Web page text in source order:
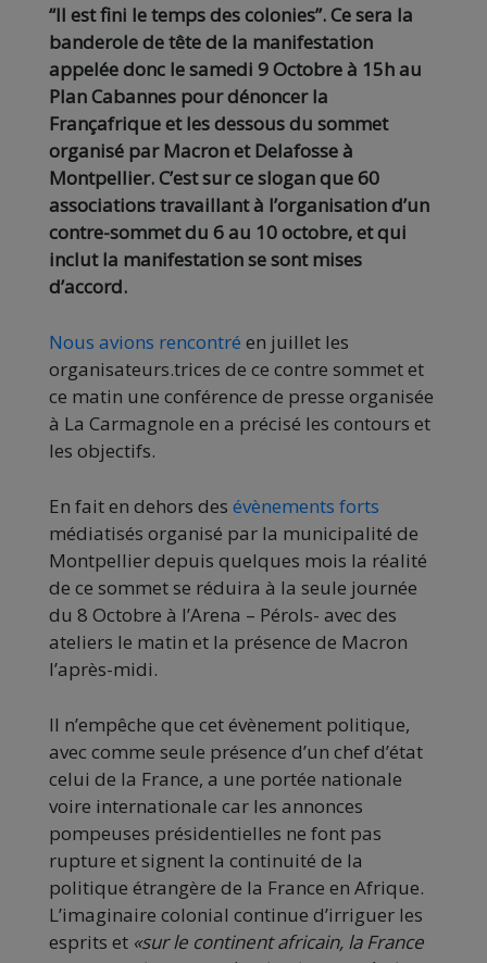
“Il est fini le temps des colonies”.Ce sera la
banderole de tête de la manifestation
appelée donc le samedi 9 Octobre à 15h au
Plan Cabannes pour dénoncer la
Françafrique et les dessous du sommet
organisé par Macron et Delafosse à
Montpellier. C’est sur ce slogan que 60
associations travaillant à l’organisation d’un
contre-sommet du 6 au 10 octobre, et qui
inclut la manifestation se sont mises
d’accord.
Nous avions rencontré en juillet les
organisateurs.trices de ce contre sommet et
ce matin une conférence de presse organisée
à La Carmagnole en a précisé les contours et
les objectifs.
En fait en dehors des évènements forts
médiatisés organisé par la municipalité de
Montpellier depuis quelques mois la réalité
de ce sommet se réduira à la seule journée
du 8 Octobre à l’Arena – Pérols- avec des
ateliers le matin et la présence de Macron
l’après-midi.
Il n’empêche que cet évènement politique,
avec comme seule présence d’un chef d’état
celui de la France, a une portée nationale
voire internationale car les annonces
pompeuses présidentielles ne font pas
rupture et signent la continuité de la
politique étrangère de la France en Afrique.
L’imaginaire colonial continue d’irriguer les
esprits et «sur le continent africain, la France